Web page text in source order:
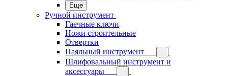
Еще
Ручной инструмент
Гаечные ключи
Ножи строительные
Отвертки
Паяльный инструмент
Шлифовальный инструмент и
аксессуары